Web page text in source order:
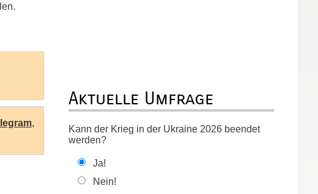
,
Aktuelle Umfrage
Kann der Krieg in der Ukraine 2026 beendet
werden?
Ja!
Nein!